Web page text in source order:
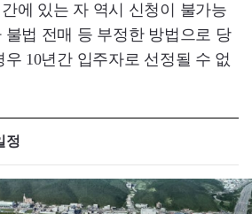
에 있는 자 역시 신청이 불가능
법 전매 등 부정한 방법으로 당
10년간 입주자로 선정될 수 없
정